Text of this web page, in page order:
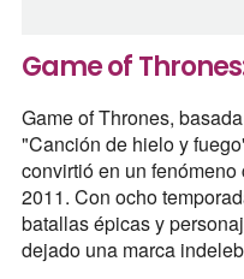
Game of
Game of Thrones,
"Canción de hielo y
convirtió en un
2011. Con ocho
batallas épicas y
dejado una marca